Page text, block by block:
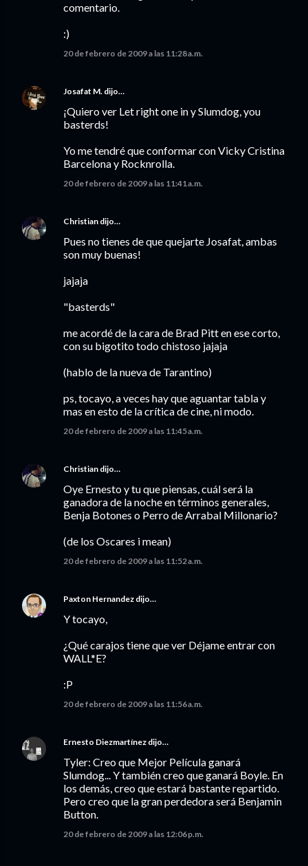
comentario.
:)
20 de febrero de 2009 a las 11:28 a.m.
Josafat M. dijo…
¡Quiero ver Let right one in y Slumdog, you
basterds!
Yo me tendré que conformar con Vicky Cristina
Barcelona y Rocknrolla.
20 de febrero de 2009 a las 11:41 a.m.
Christian dijo…
Pues no tienes de que quejarte Josafat, ambas
son muy buenas!
jajaja
"basterds"
me acordé de la cara de Brad Pitt en ese corto,
con su bigotito todo chistoso jajaja
(hablo de la nueva de Tarantino)
ps, tocayo, a veces hay que aguantar tabla y
mas en esto de la crítica de cine, ni modo.
20 de febrero de 2009 a las 11:45 a.m.
Christian dijo…
Oye Ernesto y tu que piensas, cuál será la
ganadora de la noche en términos generales,
Benja Botones o Perro de Arrabal Millonario?
(de los Oscares i mean)
20 de febrero de 2009 a las 11:52 a.m.
Paxton Hernandez dijo…
Y tocayo,
¿Qué carajos tiene que ver Déjame entrar con
WALL*E?
:P
20 de febrero de 2009 a las 11:56 a.m.
Ernesto Diezmartínez dijo…
Tyler: Creo que Mejor Película ganará
Slumdog... Y también creo que ganará Boyle. En
los demás, creo que estará bastante repartido.
Pero creo que la gran perdedora será Benjamin
Button.
20 de febrero de 2009 a las 12:06 p.m.